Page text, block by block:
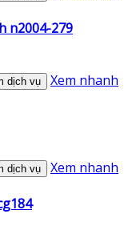
n2004-279
dịch vụ Xem nhanh
dịch vụ Xem nhanh